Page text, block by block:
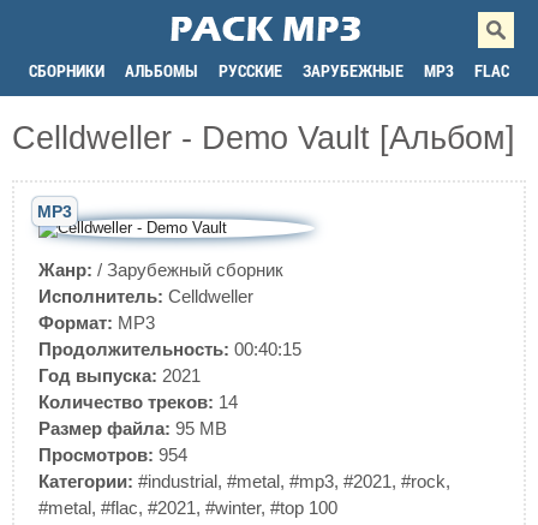
СБОРНИКИ АЛЬБОМЫ РУССКИЕ ЗАРУБЕЖНЫЕ MP3 FLAC
Celldweller - Demo Vault [Альбом]
MP3
Жанр: / Зарубежный сборник
Исполнитель: Celldweller
Формат: MP3
Продолжительность: 00:40:15
Год выпуска: 2021
Количество треков: 14
Размер файла: 95 MB
Просмотров: 954
Категории: #industrial, #metal, #mp3, #2021, #rock,
#metal, #flac, #2021, #winter, #top 100